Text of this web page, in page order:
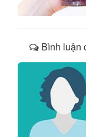
Bình luận